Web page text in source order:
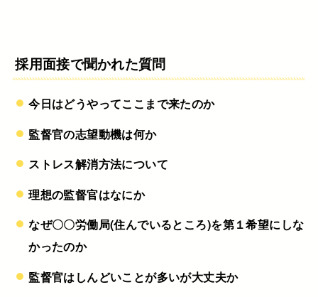
採用面接で聞かれた質問
今日はどうやってここまで来たのか
監督官の志望動機は何か
ストレス解消方法について
理想の監督官はなにか
なぜ〇〇労働局(住んでいるところ)を第１希望にしな
かったのか
監督官はしんどいことが多いが大丈夫か